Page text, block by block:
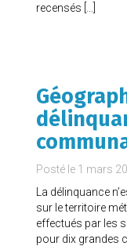
recensés […]
Posté le 1 mars
La délinquance
sur le territoire
effectués par les
pour dix grandes